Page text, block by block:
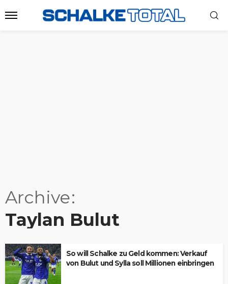
Archive
Taylan Bulut
So will Schalke zu Geld kommen: Verkauf
von Bulut und Sylla soll Millionen einbringen